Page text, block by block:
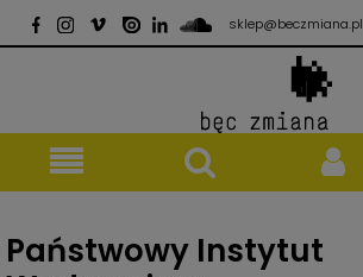
sklep@beczmiana.pl
Państwowy Instytut